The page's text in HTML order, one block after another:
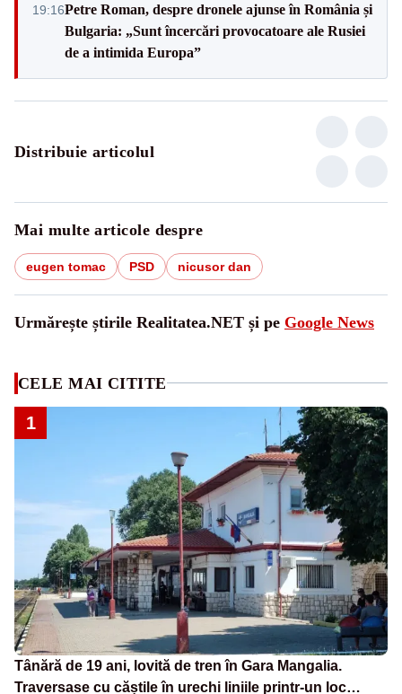
19:16Petre Roman, despre dronele ajunse în România și
Bulgaria: „Sunt încercări provocatoare ale Rusiei
de a intimida Europa”
Distribuie articolul
Mai multe articole despre
eugen tomac PSD nicusor dan
Urmărește știrile Realitatea.NET și pe Google News
CELE MAI CITITE
1
Tânără de 19 ani, lovită de tren în Gara Mangalia.
Traversase cu căștile în urechi liniile printr-un loc